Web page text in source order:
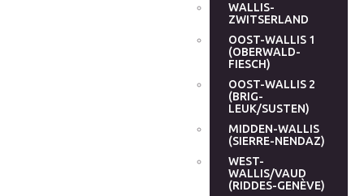
WALLIS-
ZWITSERLAND
OOST-WALLIS 1
(OBERWALD-
FIESCH)
OOST-WALLIS 2
(BRIG-
LEUK/SUSTEN)
MIDDEN-WALLIS
(SIERRE-NENDAZ)
WEST-
WALLIS/VAUD
(RIDDES-GENÈVE)